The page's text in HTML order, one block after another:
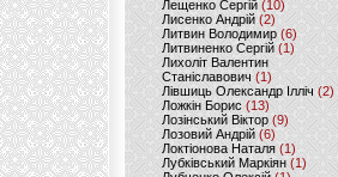
Лещенко Сергій (10)
Лисенко Андрій (2)
Литвин Володимир (6)
Литвиненко Сергій (1)
Лихоліт Валентин
Станіславович (1)
Лівшиць Олександр Ілліч (2)
Ложкін Борис(13)
Лозінський Віктор(9)
Лозовий Андрій (6)
Локтіонова Наталя (1)
Лубківський Маркіян(1)